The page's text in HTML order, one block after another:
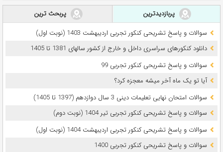
پربازدیدترین
پربحث ترین
سوالات و پاسخ تشریحی کنکور تجربی اردیبهشت 1403 (نوبت اول)
دانلود کنکورهای سراسری داخل و خارج از کشور سالهای 1381 تا 1405
سوالات و پاسخ تشریحی کنکور تجربی 99
آیا تو یک ماه آخر میشه معجزه کرد؟
سوالات امتحان نهایی تعلیمات دینی 3 سال دوازدهم (1397 تا 1405)
سوالات و پاسخ تشریحی کنکور تجربی تیر 1404 (نوبت دوم)
سوالات و پاسخ تشریحی کنکور تجربی اردیبهشت 1404 (نوبت اول)
سوالات و پاسخ تشریحی کنکور تجربی 1400